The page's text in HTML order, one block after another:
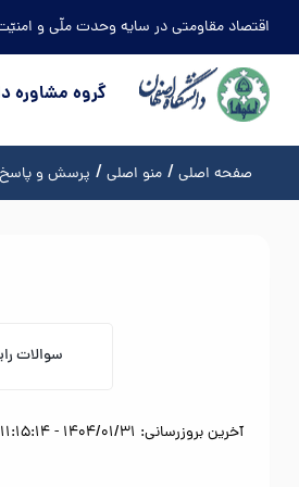
اقتصاد مقاومتی در سایه وحدت ملّی و
گروه مشاوره
صفحه اصلی منو اصلی پرسش و پاسخ
سوالات
آخرین بروزرسانی: 1404/01/31 - 11:15:14